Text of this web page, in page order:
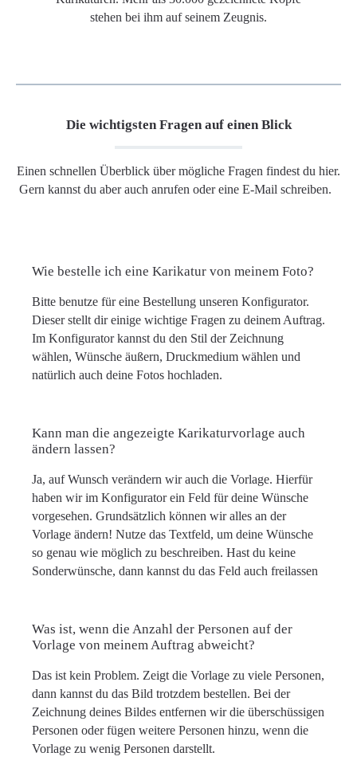
stehen bei ihm auf seinem Zeugnis.
Die wichtigsten Fragen auf einen Blick
Einen schnellen Überblick über mögliche Fragen findest du hier.
Gern kannst du aber auch anrufen oder eine E-Mail schreiben.
Wie bestelle ich eine Karikatur von meinem Foto?
Bitte benutze für eine Bestellung unseren Konfigurator.
Dieser stellt dir einige wichtige Fragen zu deinem Auftrag.
Im Konfigurator kannst du den Stil der Zeichnung
wählen, Wünsche äußern, Druckmedium wählen und
natürlich auch deine Fotos hochladen.
Kann man die angezeigte Karikaturvorlage auch
ändern lassen?
Ja, auf Wunsch verändern wir auch die Vorlage. Hierfür
haben wir im Konfigurator ein Feld für deine Wünsche
vorgesehen. Grundsätzlich können wir alles an der
Vorlage ändern! Nutze das Textfeld, um deine Wünsche
so genau wie möglich zu beschreiben. Hast du keine
Sonderwünsche, dann kannst du das Feld auch freilassen
Was ist, wenn die Anzahl der Personen auf der
Vorlage von meinem Auftrag abweicht?
Das ist kein Problem. Zeigt die Vorlage zu viele Personen,
dann kannst du das Bild trotzdem bestellen. Bei der
Zeichnung deines Bildes entfernen wir die überschüssigen
Personen oder fügen weitere Personen hinzu, wenn die
Vorlage zu wenig Personen darstellt.